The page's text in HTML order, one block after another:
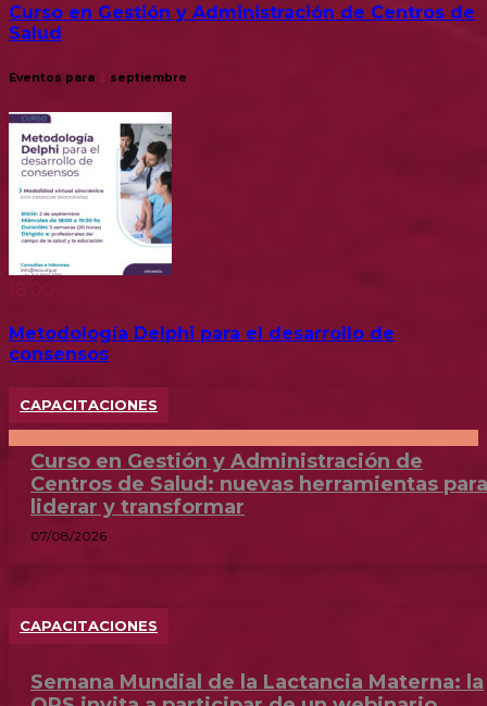
Curso en Gestión y Administración de Centros de
Salud
Eventos para septiembre
Metodología Delphi para el desarrollo de
consensos
CAPACITACIONES
Curso en Gestión y Administración de
Centros de Salud: nuevas herramientas para
liderar y transformar
07/08/2026
CAPACITACIONES
Semana Mundial de la Lactancia Materna: la